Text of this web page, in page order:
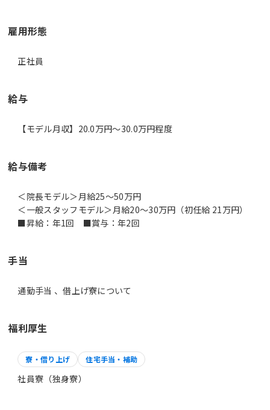
雇用形態
正社員
給与
【モデル月収】20.0万円〜30.0万円程度
給与備考
＜院長モデル＞月給25～50万円
＜一般スタッフモデル＞月給20～30万円（初任給 21万円）
手当
通勤手当 、借上げ寮について
福利厚生
寮・借り上げ 住宅手当・補助
社員寮（独身寮）